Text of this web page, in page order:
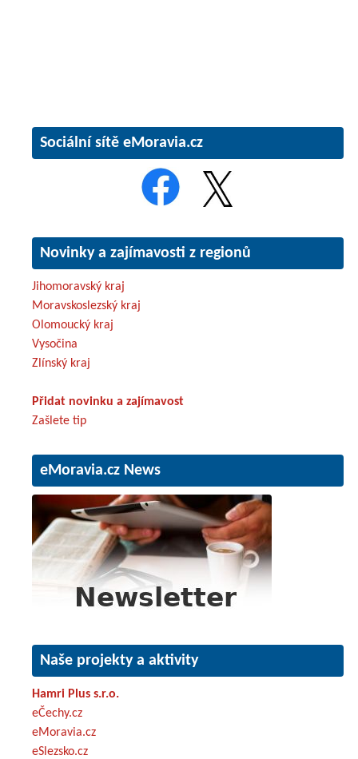
Sociální sítě eMoravia.cz
Novinky a zajímavosti z regionů
Jihomoravský kraj
Moravskoslezský kraj
Olomoucký kraj
Vysočina
Zlínský kraj
Přidat novinku a zajímavost
Zašlete tip
eMoravia.cz News
Naše projekty a aktivity
Hamri Plus s.r.o.
eČechy.cz
eMoravia.cz
eSlezsko.cz